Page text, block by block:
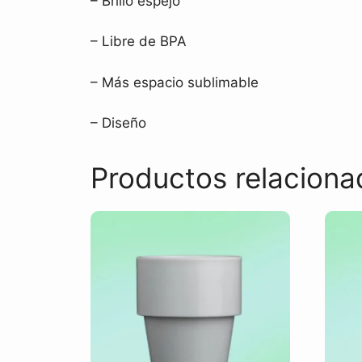
– Libre de BPA
– Más espacio sublimable
– Diseño
Productos